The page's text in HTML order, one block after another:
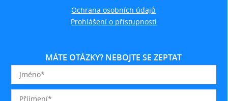
Ochrana osobních údajů
Prohlášení o přístupnosti
MÁTE OTÁZKY? NEBOJTE SE ZEPTAT